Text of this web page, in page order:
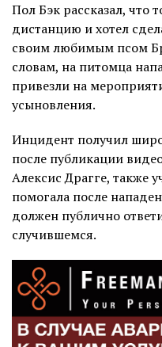
Пол Бэк рассказал, что
дистанцию и хотел
своим любимым псом
словам, на питомца
привезли на
усыновления.
Инцидент получил
после публикации
Алексис Драгге, также
помогала после
должен публично
случившемся.